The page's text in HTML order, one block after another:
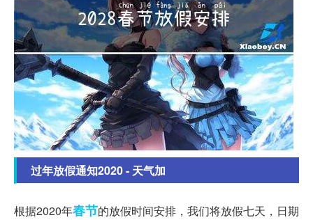
过年放假通知2020 - 天气加
根据2020年春节的放假时间安排，我们将放假七天，日期